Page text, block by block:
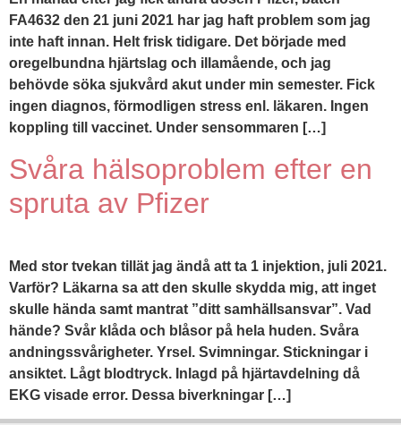
FA4632 den 21 juni 2021 har jag haft problem som jag
inte haft innan. Helt frisk tidigare. Det började med
oregelbundna hjärtslag och illamående, och jag
behövde söka sjukvård akut under min semester. Fick
ingen diagnos, förmodligen stress enl. läkaren. Ingen
koppling till vaccinet. Under sensommaren […]
Svåra hälsoproblem efter en
spruta av Pfizer
Med stor tvekan tillät jag ändå att ta 1 injektion, juli 2021.
Varför? Läkarna sa att den skulle skydda mig, att inget
skulle hända samt mantrat ”ditt samhällsansvar”. Vad
hände? Svår klåda och blåsor på hela huden. Svåra
andningssvårigheter. Yrsel. Svimningar. Stickningar i
ansiktet. Lågt blodtryck. Inlagd på hjärtavdelning då
EKG visade error. Dessa biverkningar […]